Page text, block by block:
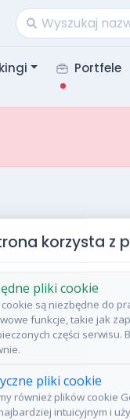
Portfele
korzysta z
pliki cookie
są niezbędne do
funkcje, takie jak
części serwisu.
pliki cookie
również plików cookie
intuicyjnym i